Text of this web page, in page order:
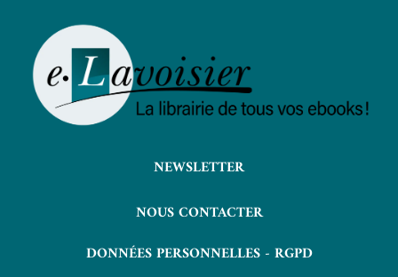
NEWSLETTER
NOUS CONTACTER
DONNÉES PERSONNELLES - RGPD